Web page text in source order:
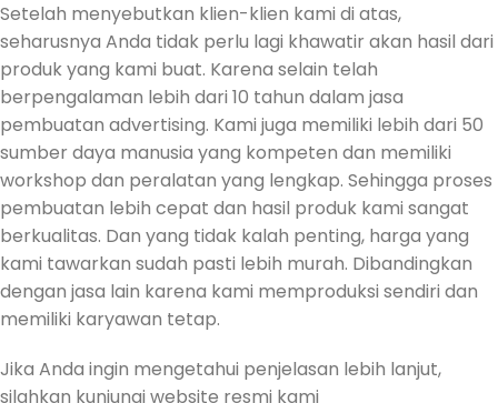
Setelah menyebutkan klien-klien kami di atas,
seharusnya Anda tidak perlu lagi khawatir akan hasil dari
produk yang kami buat. Karena selain telah
berpengalaman lebih dari 10 tahun dalam jasa
pembuatan advertising. Kami juga memiliki lebih dari 50
sumber daya manusia yang kompeten dan memiliki
workshop dan peralatan yang lengkap. Sehingga proses
pembuatan lebih cepat dan hasil produk kami sangat
berkualitas. Dan yang tidak kalah penting, harga yang
kami tawarkan sudah pasti lebih murah. Dibandingkan
dengan jasa lain karena kami memproduksi sendiri dan
memiliki karyawan tetap.
Jika Anda ingin mengetahui penjelasan lebih lanjut,
silahkan kunjungi website resmi kami